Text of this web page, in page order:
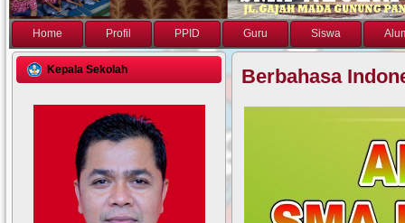
Home Profil PPID Guru Siswa
Kepala Sekolah Berbahasa